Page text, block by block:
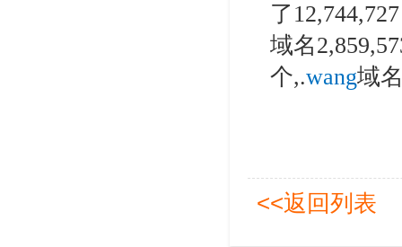
了
域名
个,.wang域
<<返回列表